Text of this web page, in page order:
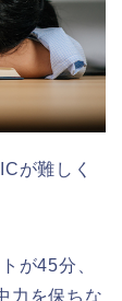
が難しく
が45分、
力を保ちな